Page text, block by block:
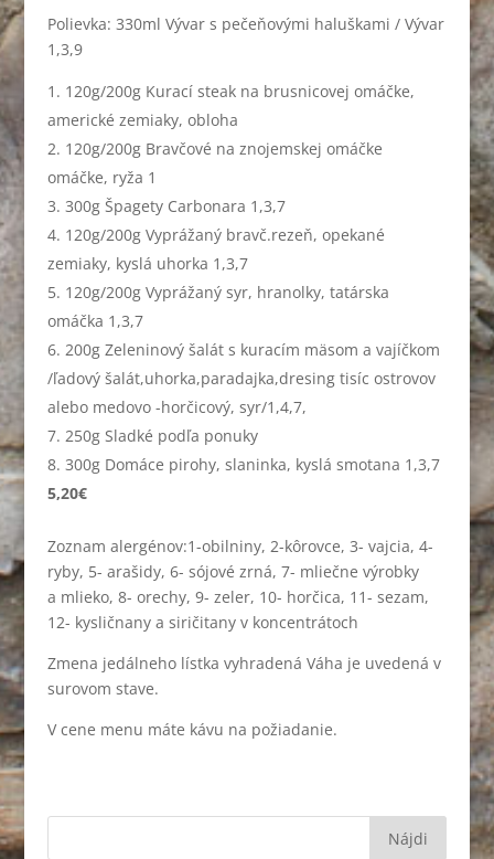
Polievka: 330ml Vývar s pečeňovými haluškami / Vývar
1,3,9
120g/200g Kurací steak na brusnicovej omáčke,
americké zemiaky, obloha
120g/200g Bravčové na znojemskej omáčke
omáčke, ryža 1
300g Špagety Carbonara 1,3,7
120g/200g Vyprážaný bravč.rezeň, opekané
zemiaky, kyslá uhorka 1,3,7
120g/200g Vyprážaný syr, hranolky, tatárska
omáčka 1,3,7
200g Zeleninový šalát s kuracím mäsom a vajíčkom
/ľadový šalát,uhorka,paradajka,dresing tisíc ostrovov
alebo medovo -horčicový, syr/1,4,7,
250g Sladké podľa ponuky
300g Domáce pirohy, slaninka, kyslá smotana 1,3,7
5,20€
Zoznam alergénov:1-obilniny, 2-kôrovce, 3- vajcia, 4-
ryby, 5- arašidy, 6- sójové zrná, 7- mliečne výrobky
a mlieko, 8- orechy, 9- zeler, 10- horčica, 11- sezam,
12- kysličnany a siričitany v koncentrátoch
Zmena jedálneho lístka vyhradená Váha je uvedená v
surovom stave.
V cene menu máte kávu na požiadanie.